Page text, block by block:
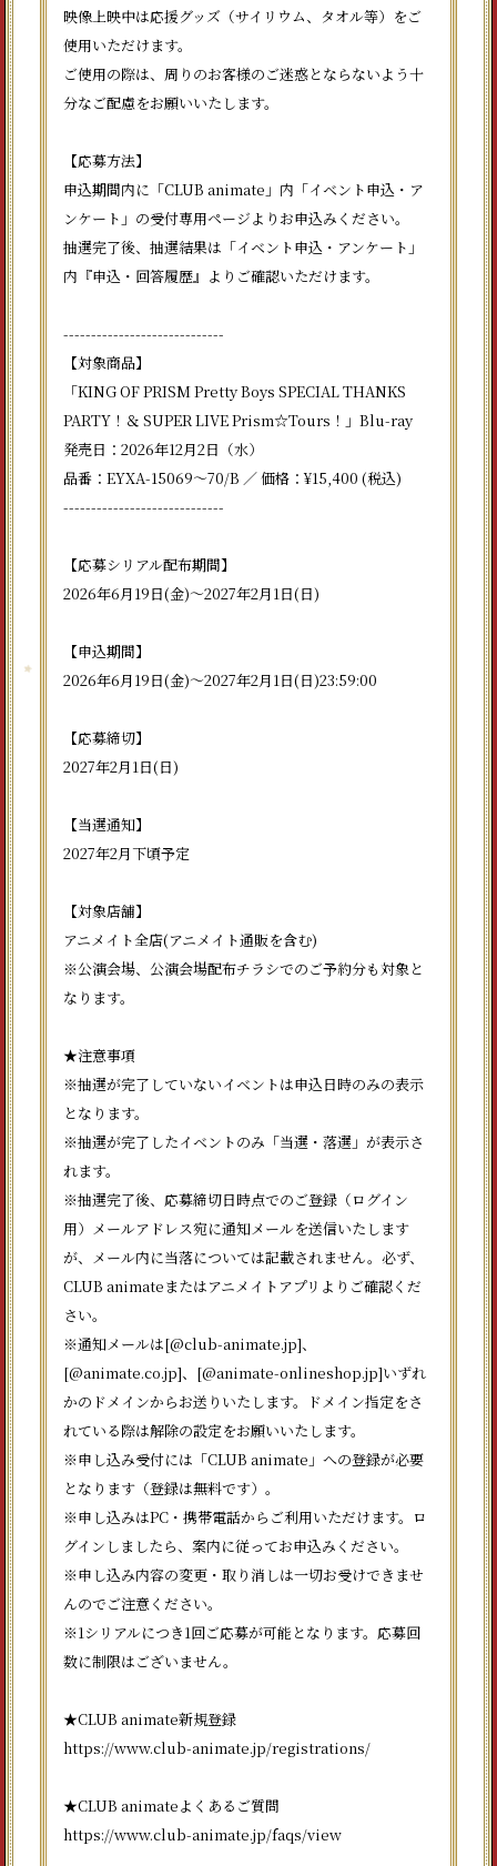
映像上映中は応援グッズ（サイリウム、タオル等）をご
使用いただけます。
ご使用の際は、周りのお客様のご迷惑とならないよう十
分なご配慮をお願いいたします。
【応募方法】
申込期間内に「CLUB animate」内「イベント申込・ア
ンケート」の受付専用ページよりお申込みください。
抽選完了後、抽選結果は「イベント申込・アンケート」
内『申込・回答履歴』よりご確認いただけます。
-----------------------------
【対象商品】
「KING OF PRISM Pretty Boys SPECIAL THANKS
PARTY！＆ SUPER LIVE Prism☆Tours！」Blu-ray
発売日：2026年12月2日（水）
品番：EYXA-15069～70/B ／ 価格：¥15,400 (税込)
-----------------------------
【応募シリアル配布期間】
2026年6月19日(金)～2027年2月1日(日)
【申込期間】
2026年6月19日(金)～2027年2月1日(日)23:59:00
【応募締切】
2027年2月1日(日)
【当選通知】
2027年2月下頃予定
【対象店舗】
アニメイト全店(アニメイト通販を含む)
※公演会場、公演会場配布チラシでのご予約分も対象と
なります。
★注意事項
※抽選が完了していないイベントは申込日時のみの表示
となります。
※抽選が完了したイベントのみ「当選・落選」が表示さ
れます。
※抽選完了後、応募締切日時点でのご登録（ログイン
用）メールアドレス宛に通知メールを送信いたします
が、メール内に当落については記載されません。必ず、
CLUB animateまたはアニメイトアプリよりご確認くだ
さい。
※通知メールは[@club-animate.jp]、
[@animate.co.jp]、[@animate-onlineshop.jp]いずれ
かのドメインからお送りいたします。ドメイン指定をさ
れている際は解除の設定をお願いいたします。
※申し込み受付には「CLUB animate」への登録が必要
となります（登録は無料です）。
※申し込みはPC・携帯電話からご利用いただけます。ロ
グインしましたら、案内に従ってお申込みください。
※申し込み内容の変更・取り消しは一切お受けできませ
んのでご注意ください。
※1シリアルにつき1回ご応募が可能となります。応募回
数に制限はございません。
★CLUB animate新規登録
https://www.club-animate.jp/registrations/
★CLUB animateよくあるご質問
https://www.club-animate.jp/faqs/view